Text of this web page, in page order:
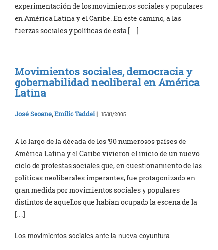
experimentación de los movimientos sociales y populares
en América Latina y el Caribe. En este camino, a las
fuerzas sociales y políticas de esta […]
Movimientos sociales, democracia y
gobernabilidad neoliberal en América
Latina
José Seoane,Emilio Taddei| 15/01/2005
A lo largo de la década de los ’90 numerosos países de
América Latina y el Caribe vivieron el inicio de un nuevo
ciclo de protestas sociales que, en cuestionamiento de las
políticas neoliberales imperantes, fue protagonizado en
gran medida por movimientos sociales y populares
distintos de aquellos que habían ocupado la escena de la
[…]
Los movimientos sociales ante la nueva coyuntura